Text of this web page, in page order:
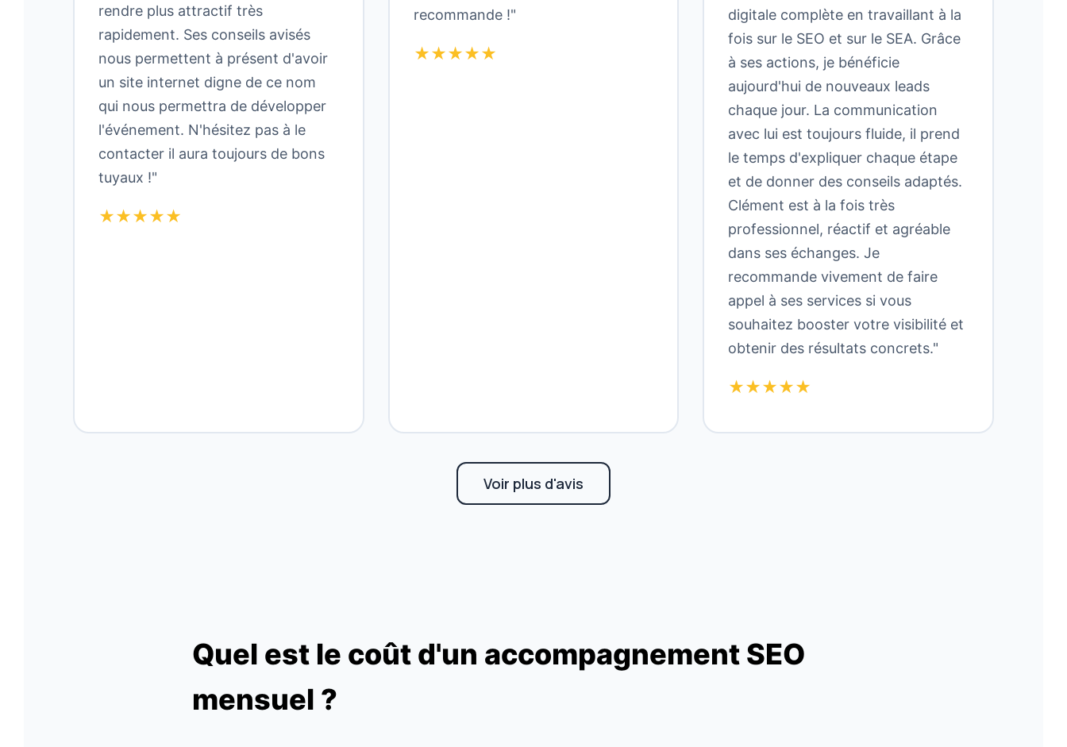
rendre plus attractif très
rapidement. Ses conseils avisés
nous permettent à présent d'avoir
un site internet digne de ce nom
qui nous permettra de développer
l'événement. N'hésitez pas à le
contacter il aura toujours de bons
tuyaux !"
★★★★★
recommande !"
★★★★★
digitale complète en travaillant à la
fois sur le SEO et sur le SEA. Grâce
à ses actions, je bénéficie
aujourd'hui de nouveaux leads
chaque jour. La communication
avec lui est toujours fluide, il prend
le temps d'expliquer chaque étape
et de donner des conseils adaptés.
Clément est à la fois très
professionnel, réactif et agréable
dans ses échanges. Je
recommande vivement de faire
appel à ses services si vous
souhaitez booster votre visibilité et
obtenir des résultats concrets."
★★★★★
Voir plus d'avis
Quel est le coût d'un accompagnement SEO
mensuel ?